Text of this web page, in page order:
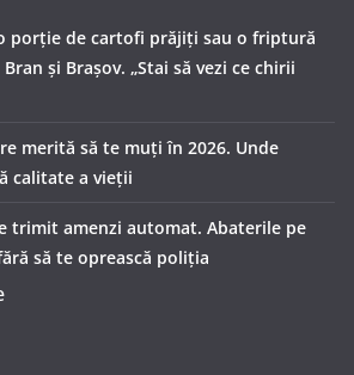
porţie de cartofi prăjiţi sau o friptură
şi Braşov. „Stai să vezi ce chirii
merită să te muți în 2026. Unde
calitate a vieții
trimit amenzi automat. Abaterile pe
să te oprească poliția